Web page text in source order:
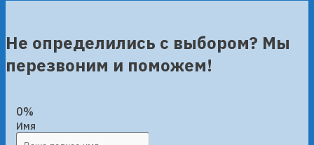
Не определились с выбором? Мы
перезвоним и поможем!
0%
Имя